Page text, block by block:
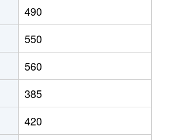
490
550
560
385
420